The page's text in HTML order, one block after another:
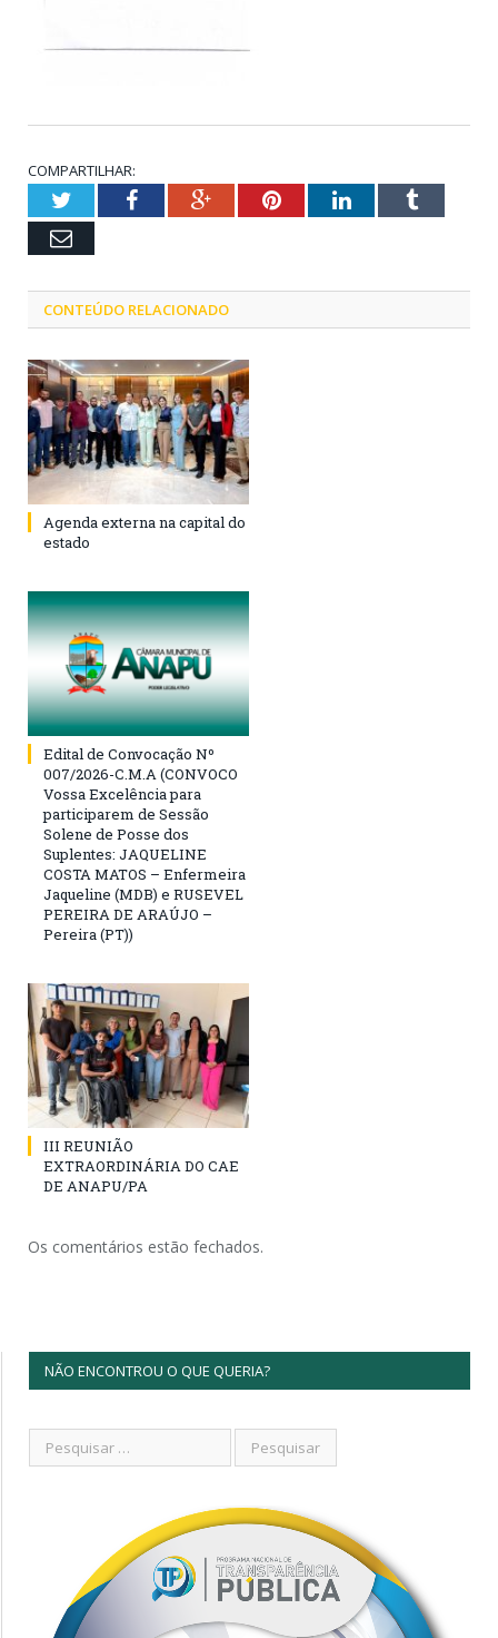
COMPARTILHAR:
TwitterFacebookGoogle+PinterestLinkedInTumblr
Email
CONTEÚDO RELACIONADO
Agenda externa na capital do
estado
Edital de Convocação Nº
007/2026-C.M.A (CONVOCO
Vossa Excelência para
participarem de Sessão
Solene de Posse dos
Suplentes: JAQUELINE
COSTA MATOS – Enfermeira
Jaqueline (MDB) e RUSEVEL
PEREIRA DE ARAÚJO –
Pereira (PT))
III REUNIÃO
EXTRAORDINÁRIA DO CAE
DE ANAPU/PA
Os comentários estão fechados.
NÃO ENCONTROU O QUE QUERIA?